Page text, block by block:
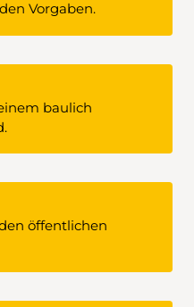
Vorgaben.
baulich
öffentlichen